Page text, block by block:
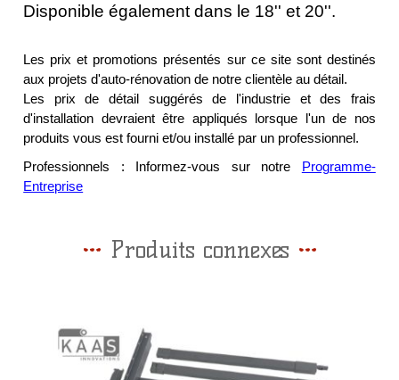
Disponible également dans le 18'' et 20''.
Les prix et promotions présentés sur ce site sont destinés
aux projets d'auto-rénovation de notre clientèle au détail.
Les prix de détail suggérés de l'industrie et des frais
d'installation devraient être appliqués lorsque l'un de nos
produits vous est fourni et/ou installé par un professionnel.
Professionnels : Informez-vous sur notre Programme-
Entreprise
Produits connexes